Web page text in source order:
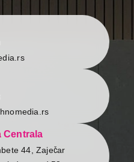
Centrala
44, Zaječar